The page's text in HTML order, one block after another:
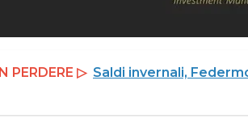
PERDERE ▷ Saldi invernali,